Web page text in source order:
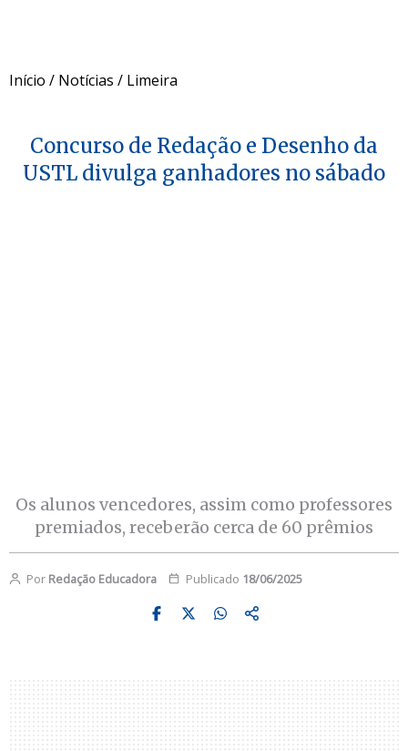
Início / Notícias / Limeira
Concurso de Redação e Desenho da
USTL divulga ganhadores no sábado
Os alunos vencedores, assim como professores
premiados, receberão cerca de 60 prêmios
Por Redação Educadora Publicado 18/06/2025